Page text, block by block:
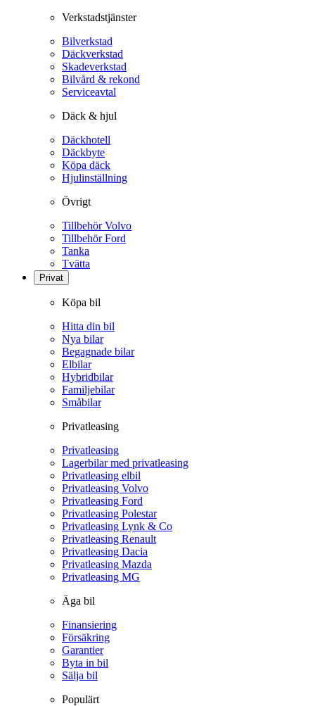
Verkstadstjänster
Bilverkstad
Däckverkstad
Skadeverkstad
Bilvård & rekond
Serviceavtal
Däck & hjul
Däckhotell
Däckbyte
Köpa däck
Hjulinställning
Övrigt
Tillbehör Volvo
Tillbehör Ford
Tanka
Tvätta
Privat
Köpa bil
Hitta din bil
Nya bilar
Begagnade bilar
Elbilar
Hybridbilar
Familjebilar
Småbilar
Privatleasing
Privatleasing
Lagerbilar med privatleasing
Privatleasing elbil
Privatleasing Volvo
Privatleasing Ford
Privatleasing Polestar
Privatleasing Lynk & Co
Privatleasing Renault
Privatleasing Dacia
Privatleasing Mazda
Privatleasing MG
Äga bil
Finansiering
Försäkring
Garantier
Byta in bil
Sälja bil
Populärt